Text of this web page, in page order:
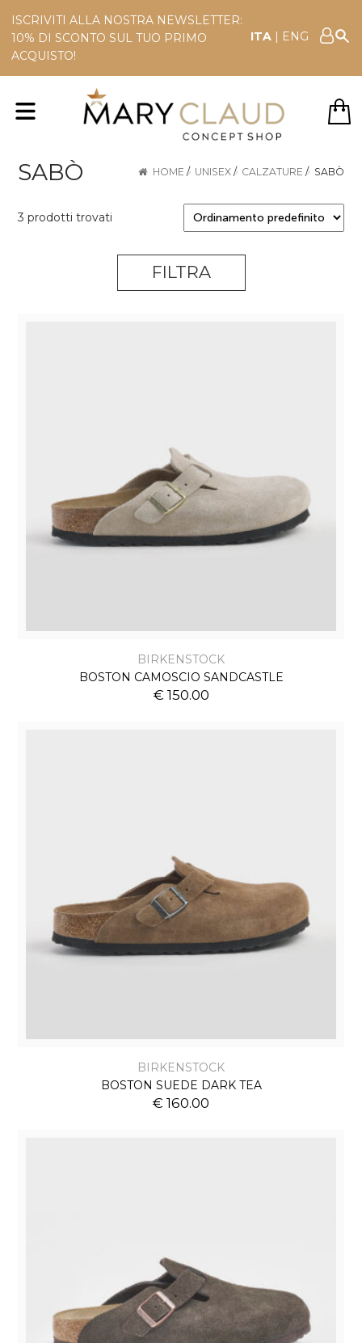
ISCRIVITI ALLA NOSTRA NEWSLETTER:
10% DI SCONTO SUL TUO PRIMO
ACQUISTO!
ITA | ENG
SABÒ HOME / UNISEX / CALZATURE / SABÒ
3 prodotti trovati
FILTRA
BIRKENSTOCK
BOSTON CAMOSCIO SANDCASTLE
€ 150.00
BIRKENSTOCK
BOSTON SUEDE DARK TEA
€ 160.00